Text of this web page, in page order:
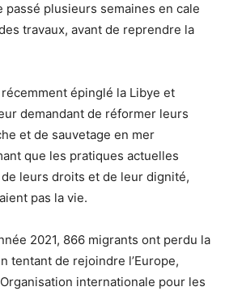
passé plusieurs semaines en cale
travaux, avant de reprendre la
épinglé la Libye et
demandant de réformer leurs
et de sauvetage en mer
que les pratiques actuelles
leurs droits et de leur dignité,
pas la vie.
2021, 866 migrants ont perdu la
tentant de rejoindre l’Europe,
internationale pour les